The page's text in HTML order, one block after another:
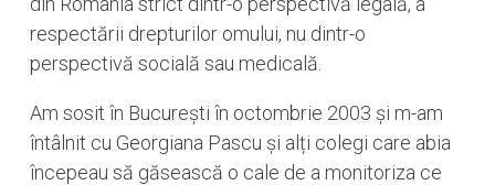
respectării drepturilor omului, nu dintr-o
perspectivă socială sau medicală.
Am sosit în București în octombrie 2003 și m-am
întâlnit cu Georgiana Pascu și alți colegi care abia
începeau să găsească o cale de a monitoriza ce